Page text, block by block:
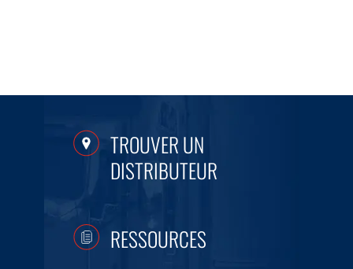
TROUVER UN
DISTRIBUTEUR
RESSOURCES